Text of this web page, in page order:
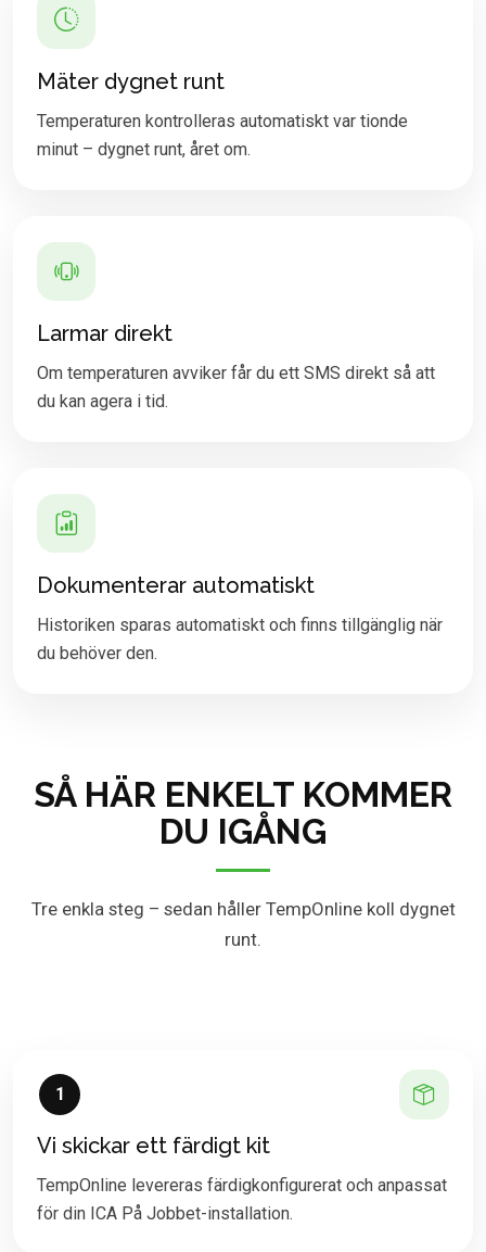
Mäter dygnet runt
Temperaturen kontrolleras automatiskt var tionde
minut – dygnet runt, året om.
Larmar direkt
Om temperaturen avviker får du ett SMS direkt så att
du kan agera i tid.
Dokumenterar automatiskt
Historiken sparas automatiskt och finns tillgänglig när
du behöver den.
SÅ HÄR ENKELT KOMMER
DU IGÅNG
Tre enkla steg – sedan håller TempOnline koll dygnet
runt.
1
Vi skickar ett färdigt kit
TempOnline levereras färdigkonfigurerat och anpassat
för din ICA På Jobbet-installation.